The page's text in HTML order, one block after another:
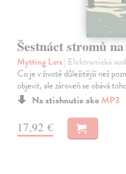
Šestnáct stromů
Mytting Lars| Elektronická
Co je v životě důležitější než
objevit, ale zároveň se obává
Na stiahnutie ako MP3
17,92 €